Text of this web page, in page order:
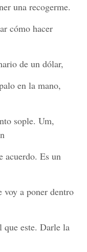
una recogerme.
cómo hacer
de un dólar,
en la mano,
sople. Um,
acuerdo. Es un
voy a poner dentro
este. Darle la